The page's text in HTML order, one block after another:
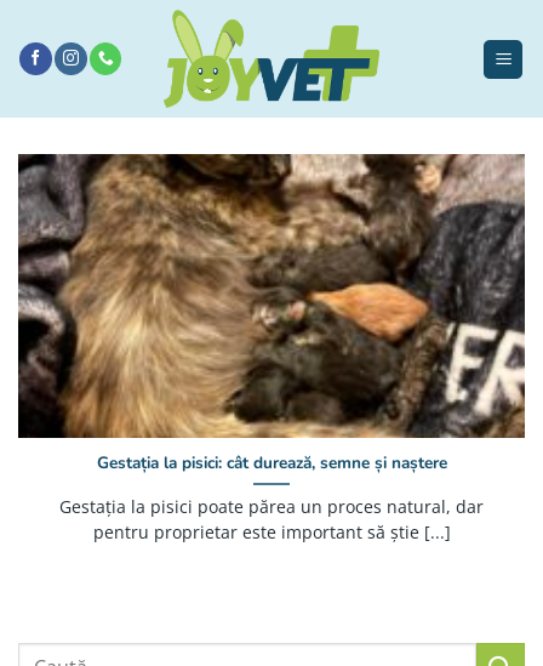
conținut
Gestația la pisici: cât durează, semne și naștere
Gestația la pisici poate părea un proces natural, dar
pentru proprietar este important să știe [...]